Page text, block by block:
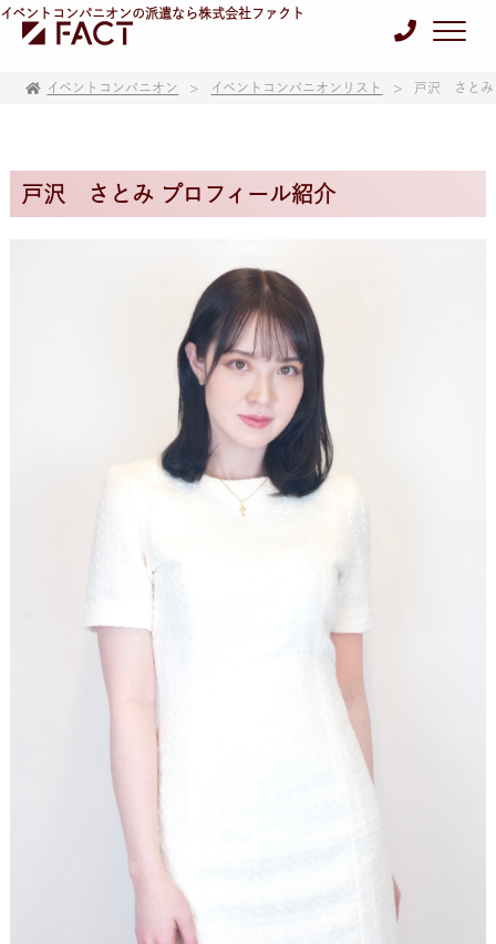
イベントコンパニオンの派遣なら株式会社ファクト
イベントコンパニオン イベントコンパニオンリスト 戸沢 さとみ
戸沢 さとみ プロフィール紹介